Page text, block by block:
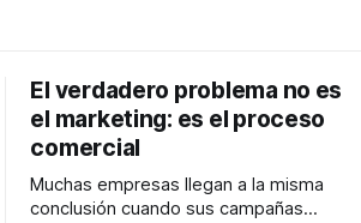
El verdadero problema no es
el marketing: es el proceso
comercial
Muchas empresas llegan a la misma
conclusión cuando sus campañas